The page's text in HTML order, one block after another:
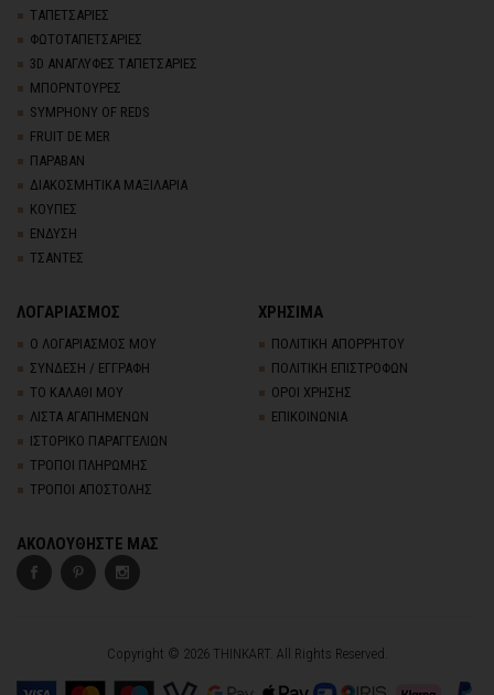
TΑΠΕΤΣΑΡΙΕΣ
ΦΩΤΟΤΑΠΕΤΣΑΡΙΕΣ
3D AΝΑΓΛΥΦΕΣ TΑΠΕΤΣΑΡΙΕΣ
ΜΠΟΡΝΤΟΥΡΕΣ
SYMPHONY OF REDS
FRUIT DE MER
ΠΑΡΑΒΑΝ
ΔΙΑΚΟΣΜΗΤΙΚΑ ΜΑΞΙΛΑΡΙΑ
ΚΟΥΠΕΣ
ΕΝΔΥΣΗ
ΤΣΑΝΤΕΣ
ΛΟΓΑΡΙΑΣΜΟΣ
Ο ΛΟΓΑΡΙΑΣΜΟΣ ΜΟΥ
ΣΥΝΔΕΣΗ / ΕΓΓΡΑΦΗ
ΤΟ ΚΑΛΑΘΙ ΜΟΥ
ΛΙΣΤΑ ΑΓΑΠΗΜΕΝΩΝ
ΙΣΤΟΡΙΚΟ ΠΑΡΑΓΓΕΛΙΩΝ
ΤΡΟΠΟΙ ΠΛΗΡΩΜΗΣ
ΤΡΟΠΟΙ ΑΠΟΣΤΟΛΗΣ
ΧΡΗΣΙΜΑ
ΠΟΛΙΤΙΚΗ ΑΠΟΡΡΗΤΟΥ
ΠΟΛΙΤΙΚΗ ΕΠΙΣΤΡΟΦΩΝ
ΟΡΟΙ ΧΡΗΣΗΣ
ΕΠΙΚΟΙΝΩΝΙΑ
ΑΚΟΛΟΥΘΗΣΤΕ ΜΑΣ
Copyright © 2026 THINKART. All Rights Reserved.